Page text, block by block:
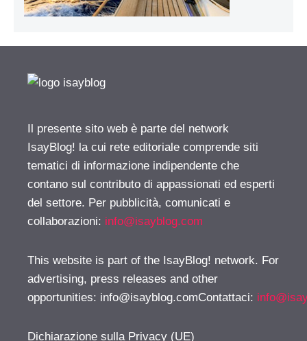
Il presente sito web è parte del network
IsayBlog! la cui rete editoriale comprende siti
tematici di informazione indipendente che
contano sul contributo di appassionati ed esperti
del settore. Per pubblicità, comunicati e
collaborazioni: info@isayblog.com
This website is part of the IsayBlog! network. For
advertising, press releases and other
opportunities: info@isayblog.comContattaci:
Dichiarazione sulla Privacy (UE)